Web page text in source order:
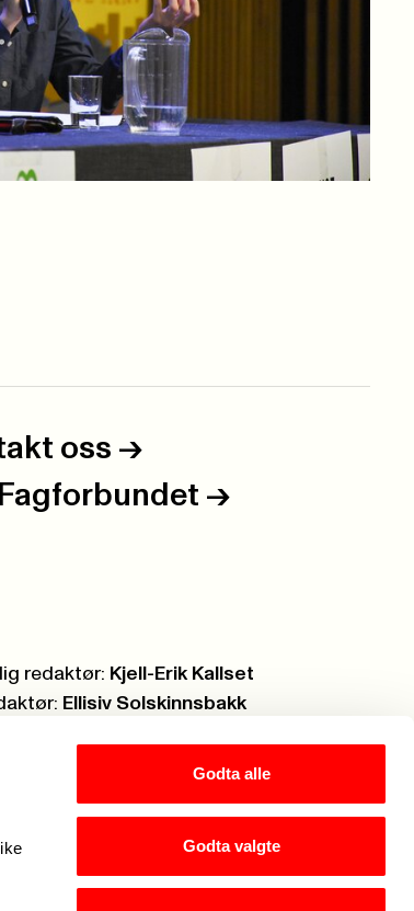
Godta alle
Godta valgte
oss ->
->
redaktør: Kjell-Erik Kallset
Ellisiv Solskinnsbakk